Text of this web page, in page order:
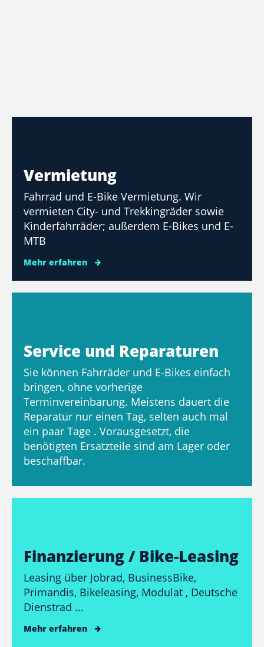
Vermietung
Fahrrad und E-Bike Vermietung. Wir
vermieten City- und Trekkingräder sowie
Kinderfahrräder; außerdem E-Bikes und E-
MTB
Mehr erfahren
Service und Reparaturen
Sie können Fahrräder und E-Bikes einfach
bringen, ohne vorherige
Terminvereinbarung. Meistens dauert die
Reparatur nur einen Tag, selten auch mal
ein paar Tage . Vorausgesetzt, die
benötigten Ersatzteile sind am Lager oder
beschaffbar.
Finanzierung / Bike-Leasing
Leasing über Jobrad, BusinessBike,
Primandis, Bikeleasing, Modulat , Deutsche
Dienstrad ...
Mehr erfahren